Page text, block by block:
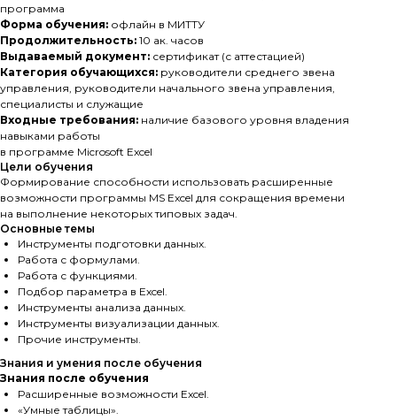
программа
Форма обучения: офлайн в МИТТУ
Продолжительность: 10 ак. часов
Выдаваемый документ: сертификат (с аттестацией)
Категория обучающихся: руководители среднего звена
управления, руководители начального звена управления,
специалисты и служащие
Входные требования: наличие базового уровня владения
навыками работы
в программе Microsoft Excel
Цели обучения
Формирование способности использовать расширенные
возможности программы MS Excel для сокращения времени
на выполнение некоторых типовых задач.
Основные темы
Инструменты подготовки данных.
Работа с формулами.
Работа с функциями.
Подбор параметра в Excel.
Инструменты анализа данных.
Инструменты визуализации данных.
Прочие инструменты.
Знания и умения после обучения
Знания после обучения
Расширенные возможности Excel.
«Умные таблицы».